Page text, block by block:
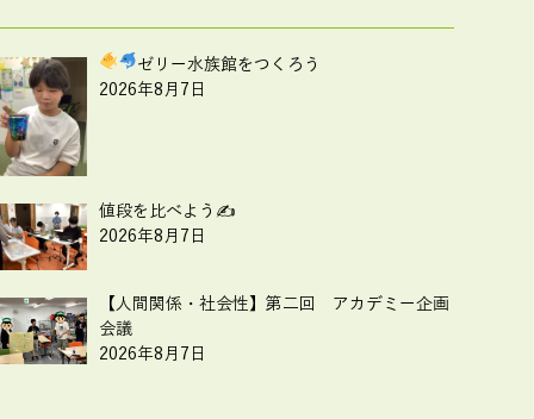
ゼリー水族館をつくろう
2026年8月7日
値段を比べよう✍
2026年8月7日
【人間関係・社会性】第二回 アカデミー企画
会議
2026年8月7日